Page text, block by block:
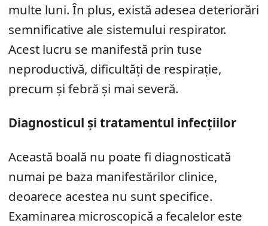
multe luni. În plus, există adesea deteriorări
semnificative ale sistemului respirator.
Acest lucru se manifestă prin tuse
neproductivă, dificultăți de respirație,
precum și febră și mai severă.
Diagnosticul și tratamentul infecțiilor
Această boală nu poate fi diagnosticată
numai pe baza manifestărilor clinice,
deoarece acestea nu sunt specifice.
Examinarea microscopică a fecalelor este